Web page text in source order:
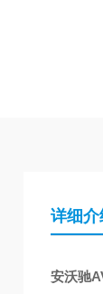
详细介
安沃驰